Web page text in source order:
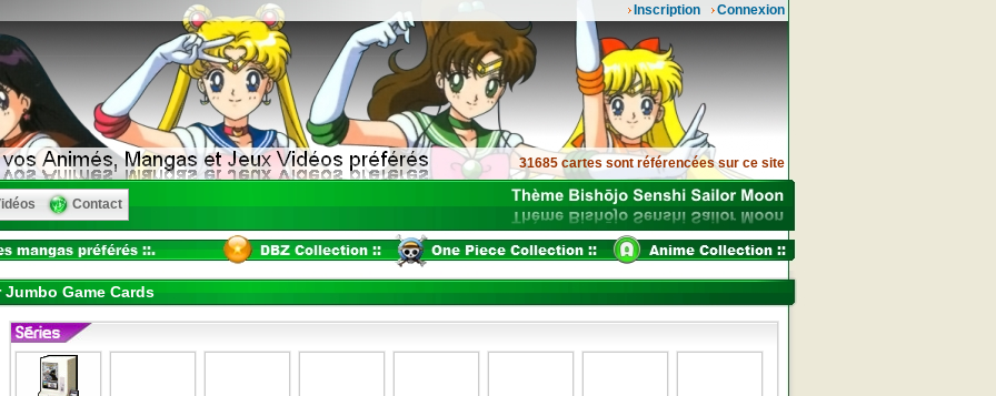
Connexion
Inscription
31685 cartes sont référencées sur ce site
Contact
Game Cards